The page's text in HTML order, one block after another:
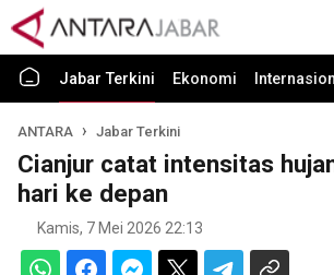
Jabar Terkini Ekonomi
ANTARA Jabar Terkini
Cianjur catat intensitas
hari ke depan
Kamis, 7 Mei 2026 22:13